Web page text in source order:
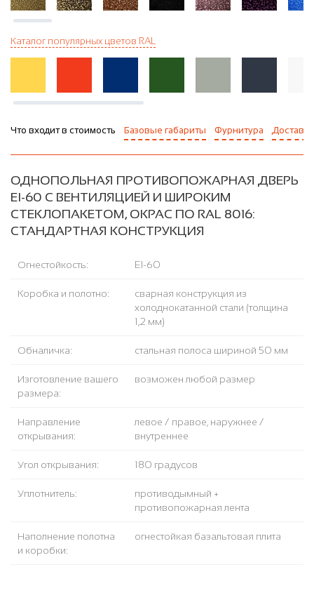
Каталог популярных цветов RAL
Что входит в стоимость Базовые габариты Фурнитура Доставка
ОДНОПОЛЬНАЯ ПРОТИВОПОЖАРНАЯ ДВЕРЬ
EI-60 С ВЕНТИЛЯЦИЕЙ И ШИРОКИМ
СТЕКЛОПАКЕТОМ, ОКРАС ПО RAL 8016:
СТАНДАРТНАЯ КОНСТРУКЦИЯ
Огнестойкость: EI-60
Коробка и полотно:
сварная конструкция из
холоднокатанной стали (толщина
1,2 мм)
Обналичка: стальная полоса шириной 50 мм
Изготовление вашего
размера:
возможен любой размер
Направление
открывания:
левое / правое, наружнее /
внутреннее
Угол открывания: 180 градусов
Уплотнитель:
противодымный +
противопожарная лента
Наполнение полотна
и коробки:
огнестойкая базальтовая плита